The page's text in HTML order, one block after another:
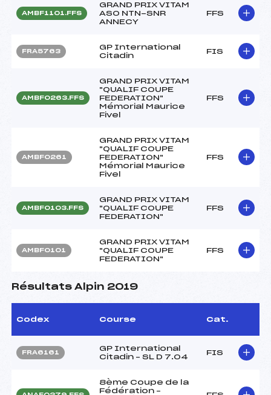
AMBF1101.FFS
GRAND PRIX VITAM
ASO NTN-SNR
ANNECY
FFS
FRA5763
GP International
Citadin
FIS
AMBF0263.FFS
GRAND PRIX VITAM
"QUALIF COUPE
FEDERATION"
Mémorial Maurice
Fivel
FFS
AMBF0261
GRAND PRIX VITAM
"QUALIF COUPE
FEDERATION"
Mémorial Maurice
Fivel
FFS
AMBF0103.FFS
GRAND PRIX VITAM
"QUALIF COUPE
FEDERATION"
FFS
AMBF0101
GRAND PRIX VITAM
"QUALIF COUPE
FEDERATION"
FFS
Résultats Alpin 2019
Codex Course Cat.
FRA6161
GP International
Citadin – SL D 7.04
FIS
8ème Coupe de la
Fédération –